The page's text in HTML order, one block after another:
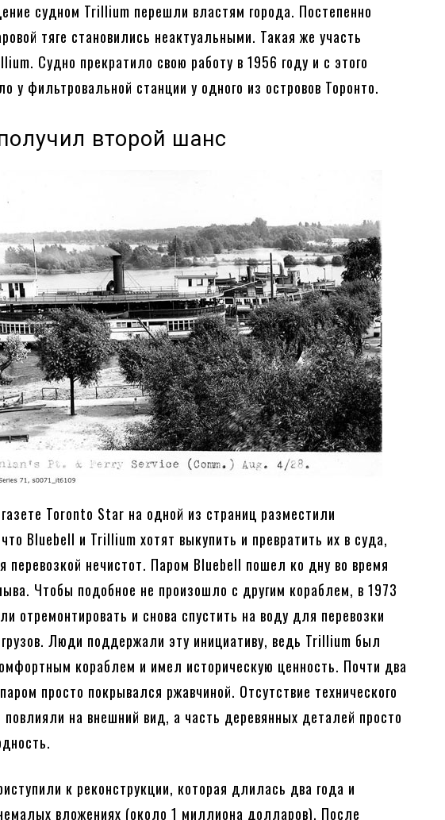
судном Trillium перешли властям города. Постепенно
тяге становились неактуальными. Такая же участь
Судно прекратило свою работу в 1956 году и с этого
у фильтровальной станции у одного из островов Торонто.
второй шанс
Toronto Star на одной из страниц разместили
Bluebell и Trillium хотят выкупить и превратить их в суда,
перевозкой нечистот. Паром Bluebell пошел ко дну во время
Чтобы подобное не произошло с другим кораблем, в 1973
отремонтировать и снова спустить на воду для перевозки
Люди поддержали эту инициативу, ведь Trillium был
кораблем и имел историческую ценность. Почти два
просто покрывался ржавчиной. Отсутствие технического
повлияли на внешний вид, а часть деревянных деталей просто
к реконструкции, которая длилась два года и
вложениях (около 1 миллиона долларов). После